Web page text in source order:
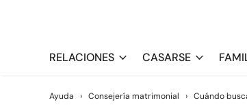
RELACIONES CASARSE
Ayuda › Consejería matrimonial › Cuándo